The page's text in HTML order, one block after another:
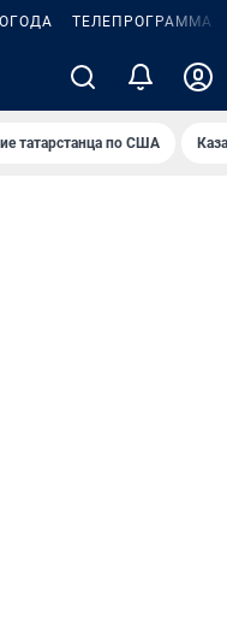
ТЕЛЕПРОГРАММА
татарстанца по США